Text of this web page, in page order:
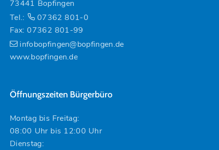
73441 Bopfingen
Tel.:
07362 801-0
Fax: 07362 801-99
infobopfingen@bopfingen.de
www.bopfingen.de
Öffnungszeiten Bürgerbüro
Montag bis Freitag:
08:00 Uhr bis 12:00 Uhr
Dienstag: